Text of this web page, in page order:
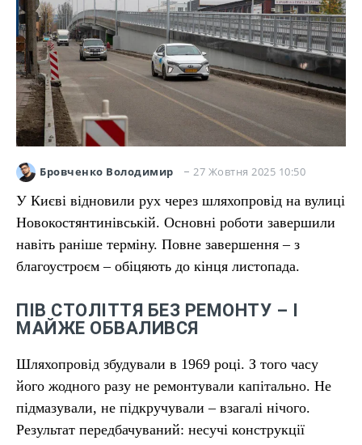
Бровченко Володимир 27 Жовтня 2025 10:50
У Києві відновили рух через шляхопровід на вулиці
Новокостянтинівській. Основні роботи завершили
навіть раніше терміну. Повне завершення – з
благоустроєм – обіцяють до кінця листопада.
ПІВ СТОЛІТТЯ БЕЗ РЕМОНТУ – І
МАЙЖЕ ОБВАЛИВСЯ
Шляхопровід збудували в 1969 році. З того часу
його жодного разу не ремонтували капітально. Не
підмазували, не підкручували – взагалі нічого.
Результат передбачуваний: несучі конструкції